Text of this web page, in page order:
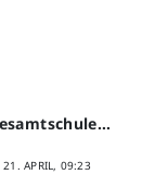
21. APRIL, 09:23